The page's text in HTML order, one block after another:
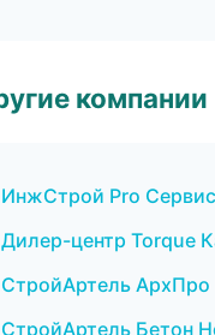
компании
ИнжСтрой Pro
Дилер-центр Torque
СтройАртель
СтройАртель Бетон